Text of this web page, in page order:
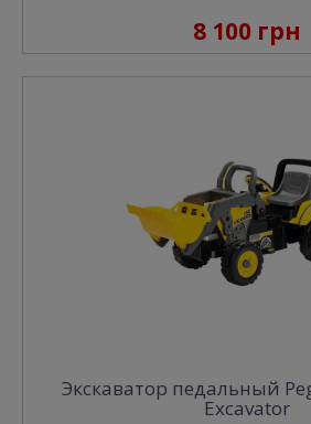
8 100 грн
Экскаватор педальный
Excavator